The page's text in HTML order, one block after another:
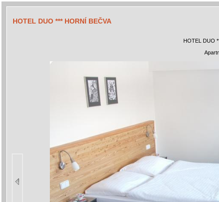
HOTEL DUO *** HORNÍ BEČVA
HOTEL DUO